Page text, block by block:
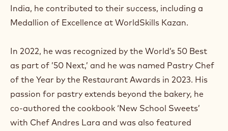
India, he contributed to their success, including a
Medallion of Excellence at WorldSkills Kazan.
In 2022, he was recognized by the World’s 50 Best
as part of ’50 Next,’ and he was named Pastry Chef
of the Year by the Restaurant Awards in 2023. His
passion for pastry extends beyond the bakery, he
co-authored the cookbook ‘New School Sweets’
with Chef Andres Lara and was also featured